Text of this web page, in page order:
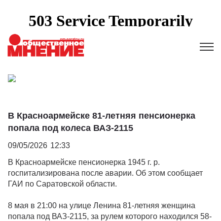
В Красноармейске 81-летняя пенсионерка
попала под колеса ВАЗ-2115
09/05/2026 12:33
В Красноармейске пенсионерка 1945 г. р.
госпитализирована после аварии. Об этом сообщает
ГАИ по Саратовской области.
8 мая в 21:00 на улице Ленина 81-летняя женщина
попала под ВАЗ-2115, за рулем которого находился 58-